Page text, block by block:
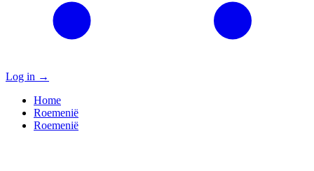
Log in →
Home
Roemenië
Roemenië